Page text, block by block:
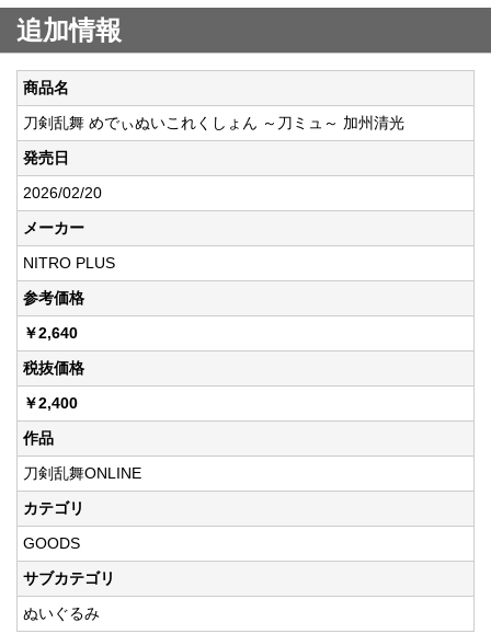
追加情報
商品名
刀剣乱舞 めでぃぬいこれくしょん ～刀ミュ～ 加州清光
発売日
2026/02/20
メーカー
NITRO PLUS
参考価格
￥2,640
税抜価格
￥2,400
作品
刀剣乱舞ONLINE
カテゴリ
GOODS
サブカテゴリ
ぬいぐるみ